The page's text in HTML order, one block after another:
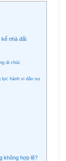
nhà đất
di chúc
lực hành vi dân sự
không hợp lệ?